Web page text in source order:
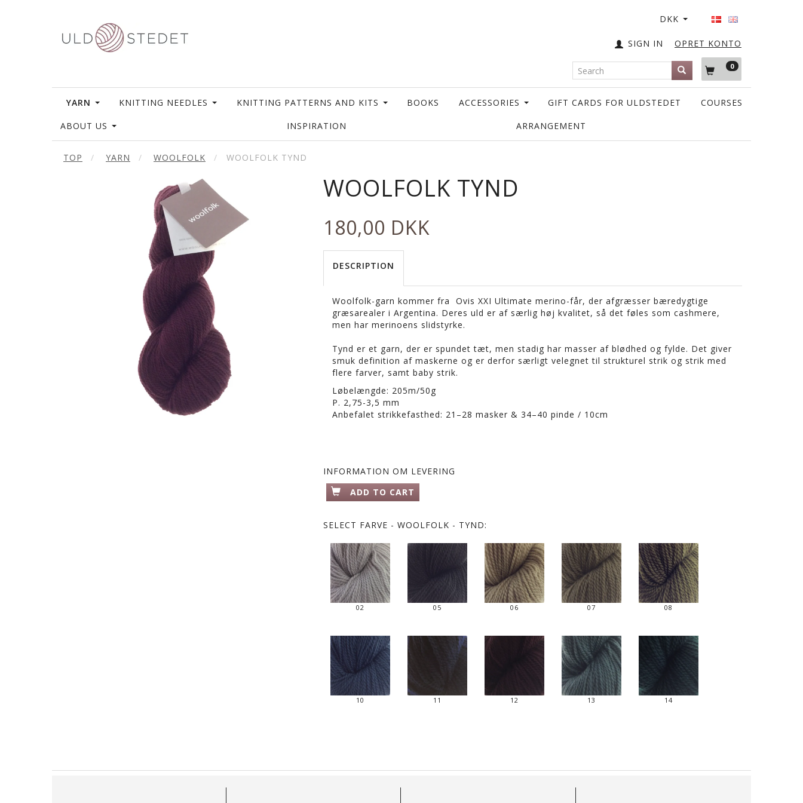
DKK
OPRET KONTO
SIGN IN
0
YARN KNITTING NEEDLES KNITTING PATTERNS AND KITS BOOKS ACCESSORIES GIFT CARDS FOR ULDSTEDET COURSES
ABOUT US INSPIRATION ARRANGEMENT
TOP YARN WOOLFOLK WOOLFOLK TYND
WOOLFOLK TYND
180,00 DKK
DESCRIPTION
Woolfolk-garn kommer fra Ovis XXI Ultimate merino-får, der afgræsser bæredygtige
græsarealer i Argentina. Deres uld er af særlig høj kvalitet, så det føles som cashmere,
men har merinoens slidstyrke.
Tynd er et garn, der er spundet tæt, men stadig har masser af blødhed og fylde. Det giver
smuk definition af maskerne og er derfor særligt velegnet til strukturel strik og strik med
flere farver, samt baby strik.
Løbelængde: 205m/50g
P. 2,75-3,5 mm
Anbefalet strikkefasthed: 21–28 masker & 34–40 pinde / 10cm
INFORMATION OM LEVERING
ADD TO CART
SELECT FARVE - WOOLFOLK - TYND:
02 05 06 07 08
10 11 12 13 14